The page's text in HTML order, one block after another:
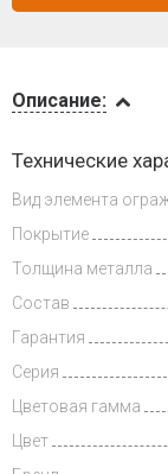
и оплата
Описание:
Технические
Вид элемента
Покрытие
Толщина металла
Состав
Гарантия
Серия
Цветовая гамма
Цвет